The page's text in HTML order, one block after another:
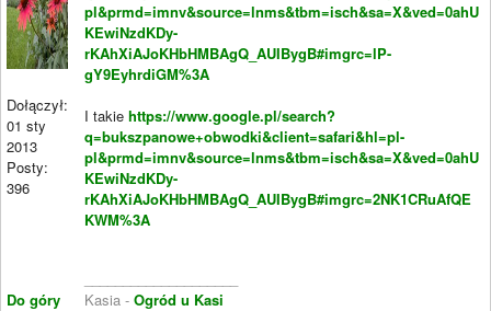
Dołączył:
01 sty
2013
Posty:
396
Do góry
pl&prmd=imnv&source=lnms&tbm=isch&sa=X&ved=0ahU
KEwiNzdKDy-
rKAhXiAJoKHbHMBAgQ_AUIBygB#imgrc=lP-
gY9EyhrdiGM%3A
I takie https://www.google.pl/search?
q=bukszpanowe+obwodki&client=safari&hl=pl-
pl&prmd=imnv&source=lnms&tbm=isch&sa=X&ved=0ahU
KEwiNzdKDy-
rKAhXiAJoKHbHMBAgQ_AUIBygB#imgrc=2NK1CRuAfQE
KWM%3A
Kasia - Ogród u Kasi